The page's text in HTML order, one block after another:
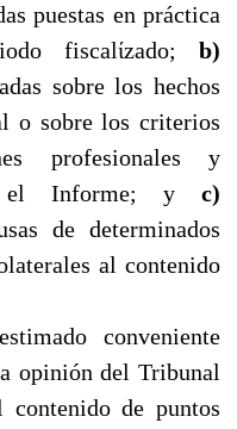
puestas en práctica
fiscalίzado; b)
sobre los hechos
o sobre los criterios
profesionales y
el Informe; y c)
de determinados
al contenido
conveniente
opinión del Tribunal
contenido de puntos